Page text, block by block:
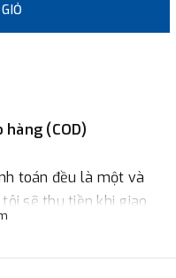
(COD)
toán đều là một và
sẽ thu tiền khi giao
một phần giá trị đơn